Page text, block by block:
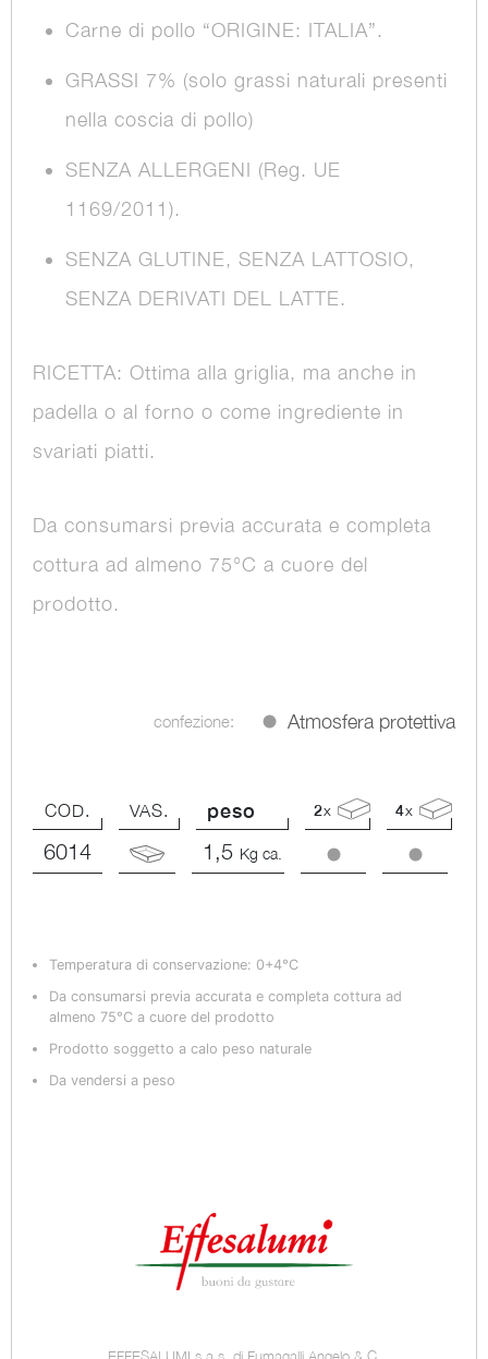
Carne di pollo “ORIGINE: ITALIA”.
GRASSI 7% (solo grassi naturali presenti
nella coscia di pollo)
SENZA ALLERGENI (Reg. UE
1169/2011).
SENZA GLUTINE, SENZA LATTOSIO,
SENZA DERIVATI DEL LATTE.
RICETTA: Ottima alla griglia, ma anche in
padella o al forno o come ingrediente in
svariati piatti.
Da consumarsi previa accurata e completa
cottura ad almeno 75°C a cuore del
prodotto.
confezione: Atmosfera protettiva
COD. VAS. peso 2x 4x
6014 1,5 Kg ca.
Temperatura di conservazione: 0+4°C
Da consumarsi previa accurata e completa cottura ad
almeno 75°C a cuore del prodotto
Prodotto soggetto a calo peso naturale
Da vendersi a peso